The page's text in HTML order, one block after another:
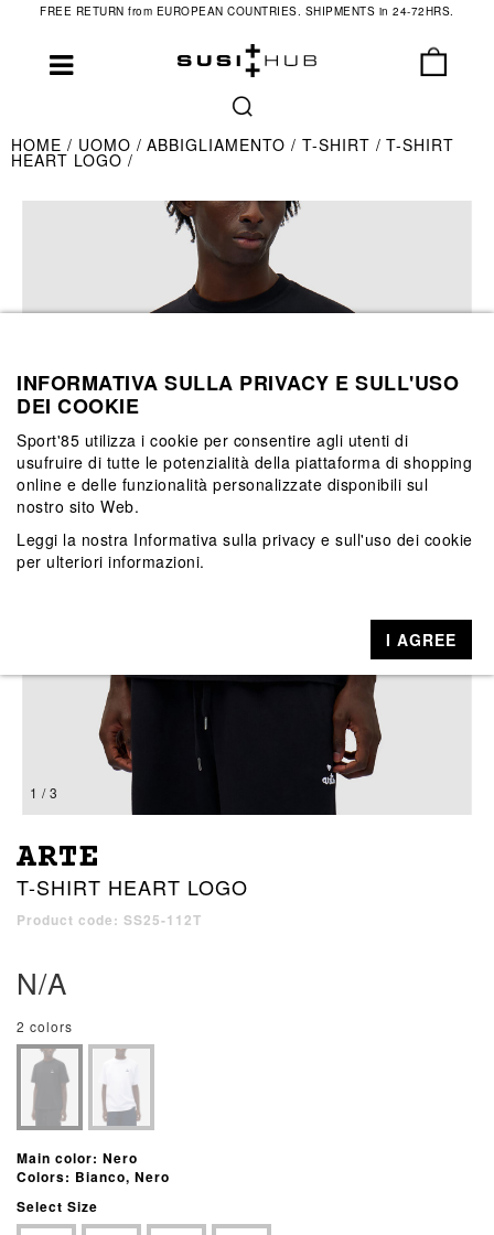
FREE RETURN from EUROPEAN COUNTRIES. SHIPMENTS in 24-72HRS.
HOME UOMO ABBIGLIAMENTO T-SHIRT T-SHIRT
HEART LOGO
1 / 3
ARTE
T-SHIRT HEART LOGO
Product code: SS25-112T
N/A
2 colors
Main color: Nero
Colors: Bianco, Nero
Select Size
INFORMATIVA SULLA PRIVACY E SULL'USO
DEI COOKIE
Sport'85 utilizza i cookie per consentire agli utenti di
usufruire di tutte le potenzialità della piattaforma di shopping
online e delle funzionalità personalizzate disponibili sul
nostro sito Web.
Leggi la nostra Informativa sulla privacy e sull'uso dei cookie
per ulteriori informazioni.
I AGREE